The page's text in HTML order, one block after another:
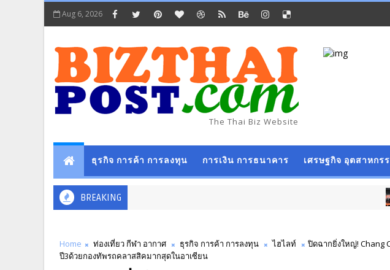
Aug 6, 2026
The Thai Biz Website
ธุรกิจ การค้า การลงทุน การเงิน การธนาคาร เศรษฐกิจ อุตสาหกร
BREAKING การเงิน ก
Home ท่องเที่ยว กีฬา อากาศ ธุรกิจ การค้า การลงทุน ไฮไลท์
ปิดฉากยิ่งใหญ่! Chang
ปี3ด้วยกองทัพรถคลาสสิคมากสุดในอาเซียน